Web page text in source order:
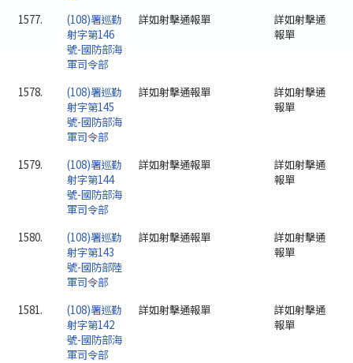
1577.
(108)署巡勤
射字第146
號-國防部海
軍司令部
詳如射擊通報單
詳如射擊通
報單
1578.
(108)署巡勤
射字第145
號-國防部海
軍司令部
詳如射擊通報單
詳如射擊通
報單
1579.
(108)署巡勤
射字第144
號-國防部海
軍司令部
詳如射擊通報單
詳如射擊通
報單
1580.
(108)署巡勤
射字第143
號-國防部陸
軍司令部
詳如射擊通報單
詳如射擊通
報單
1581.
(108)署巡勤
射字第142
號-國防部海
軍司令部
詳如射擊通報單
詳如射擊通
報單